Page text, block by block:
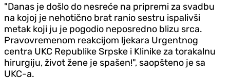
"Danas je došlo do nesreće na pripremi za svadbu
na kojoj je nehotično brat ranio sestru ispalivši
metak koji ju je pogodio neposredno blizu srca.
Pravovremenom reakcijom ljekara Urgentnog
centra UKC Republike Srpske i Klinike za torakalnu
hirurgiju, život žene je spašen!", saopšteno je sa
UKC-a.